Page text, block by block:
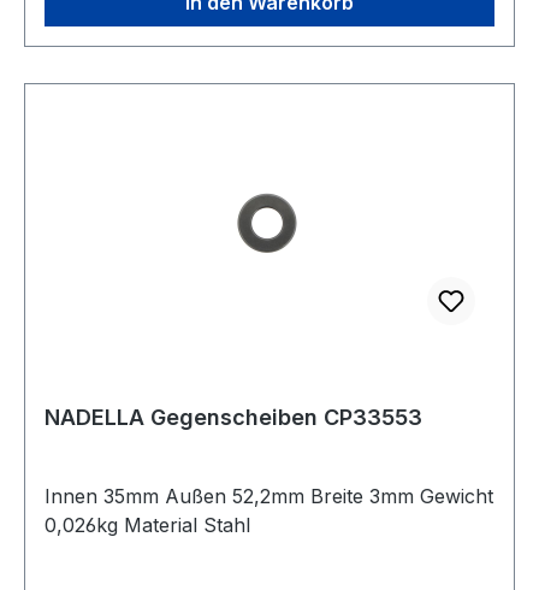
NADELLA Gegenscheiben CP33553
Innen 35mm Außen 52,2mm Breite 3mm Gewicht
0,026kg Material Stahl